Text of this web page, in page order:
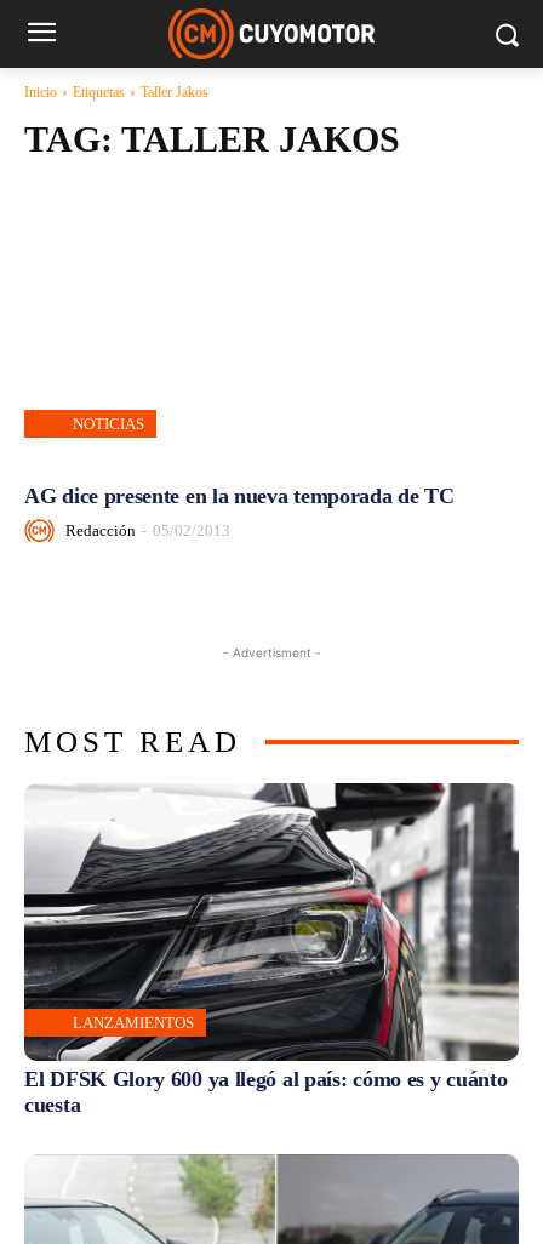
Inicio Etiquetas Taller Jakos
TAG: TALLER JAKOS
NOTICIAS
AG dice presente en la nueva temporada de TC
Redacción - 05/02/2013
- Advertisment -
MOST READ
LANZAMIENTOS
El DFSK Glory 600 ya llegó al país: cómo es y cuánto
cuesta